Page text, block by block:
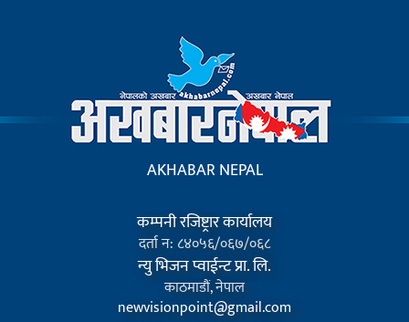
AKHABAR NEPAL
कम्पनी रजिष्ट्रार कार्यालय
दर्ता न: ८४०५६/०६७/०६८
न्यु भिजन प्वाईन्ट प्रा. लि.
काठमाडौं, नेपाल
newvisionpoint@gmail.com